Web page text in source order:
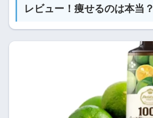
レビュー！痩せるのは本当？